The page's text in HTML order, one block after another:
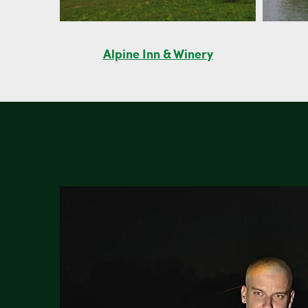
Alpine Inn & Winery